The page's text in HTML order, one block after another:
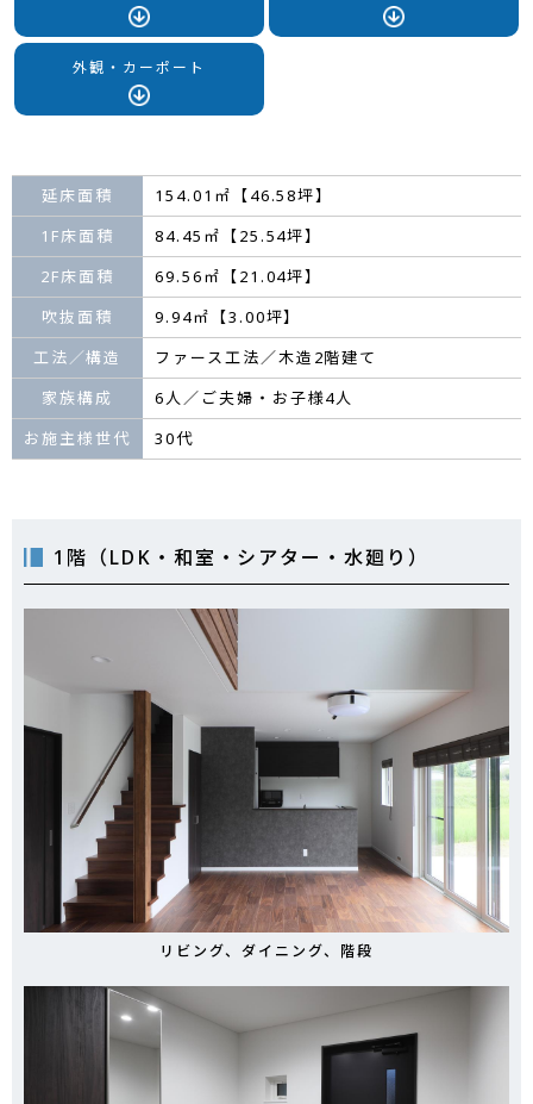
外観・カーポート
延床面積
154.01㎡【46.58坪】
1F床面積
84.45㎡【25.54坪】
2F床面積
69.56㎡【21.04坪】
吹抜面積
9.94㎡【3.00坪】
工法／構造
ファース工法／木造2階建て
家族構成
6人／ご夫婦・お子様4人
お施主様世代
30代
1階（LDK・和室・シアター・水廻り）
リビング、ダイニング、階段